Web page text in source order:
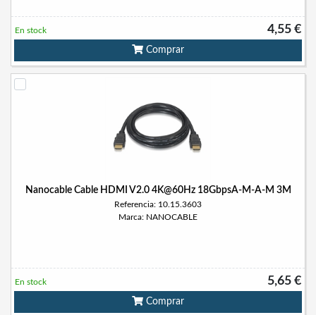
4,55 €
En stock
Comprar
Nanocable Cable HDMI V2.0 4K@60Hz 18GbpsA-M-A-M 3M
Referencia: 10.15.3603
Marca: NANOCABLE
5,65 €
En stock
Comprar